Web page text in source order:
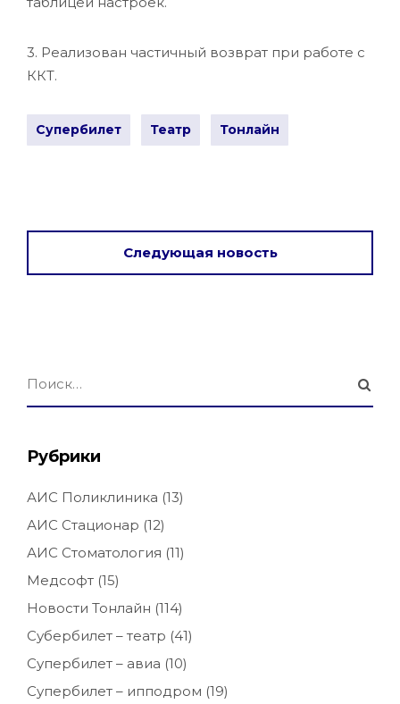
3. Реализован частичный возврат при работе с
ККТ.
Супербилет Театр Тонлайн
Следующая новость
Рубрики
АИС Поликлиника (13)
АИС Стационар (12)
АИС Стоматология (11)
Медсофт (15)
Новости Тонлайн (114)
Субербилет – театр (41)
Супербилет – авиа (10)
Супербилет – ипподром (19)